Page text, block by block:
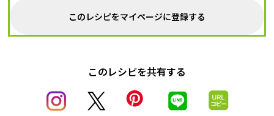
このレシピをマイページに登録する
このレシピを共有する